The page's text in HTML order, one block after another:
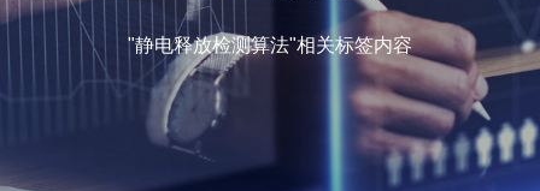
"静电释放检测算法"相关标签内容